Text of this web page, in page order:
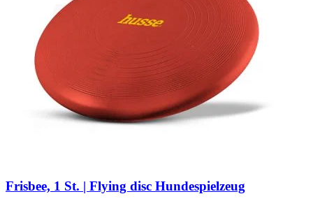
Frisbee, 1 St. | Flying disc Hundespielzeug